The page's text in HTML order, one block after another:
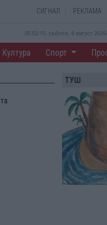
СИГНАЛ РЕКЛАМА
05:52:16, събота, 8 август 2026
Култура Спорт
ТУШ